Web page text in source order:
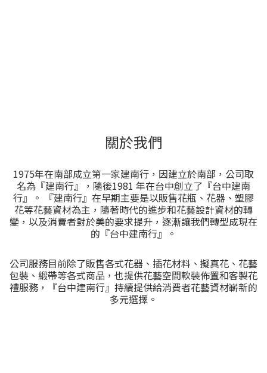
關於我們
1975年在南部成立第一家建南行，因建立於南部，公司取
名為『建南行』，隨後1981 年在台中創立了『台中建南
行』。 『建南行』在早期主要是以販售花瓶、花器、塑膠
花等花藝資材為主，隨著時代的進步和花藝設計資材的轉
變，以及消費者對於美的要求提升，逐漸讓我們轉型成現在
的『台中建南行』。
公司服務目前除了販售各式花器、插花材料、擬真花、花藝
包裝、緞帶等各式商品，也提供花藝空間軟裝佈置和客製花
禮服務，『台中建南行』持續提供給消費者花藝資材嶄新的
多元選擇。